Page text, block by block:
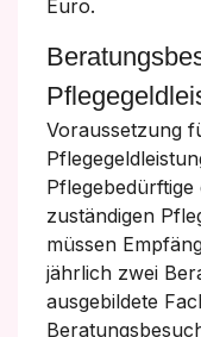
Euro.
Voraussetzung
zuständigen
müssen
jährlich zwei
ausgebildete